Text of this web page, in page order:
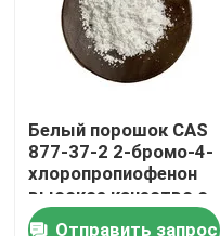
Спросите цитату
Химикат BMK
ПМК Кемикал
Химикат BDO
Белый порошок CAS
877-37-2 2-бромо-4-
хлоропропиофенон
высокое качество с
безопасной
Отправить запрос